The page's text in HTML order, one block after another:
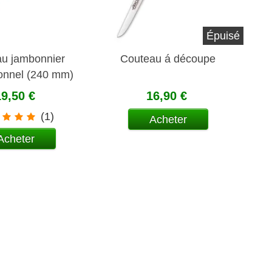
jambonnier
(240 mm)
€
(1)
Épuisé
Couteau á découpe
16,90 €
Acheter